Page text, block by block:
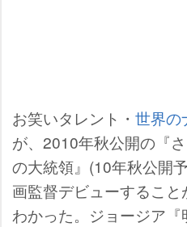
お笑いタレント・ 世界の
が、2010年秋公開の『
の大統領』(10年秋公開
画監督デビューすること
わかった。ジョージア『